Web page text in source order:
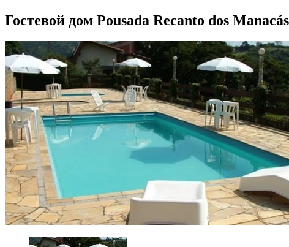
Гостевой дом Pousada Recanto dos